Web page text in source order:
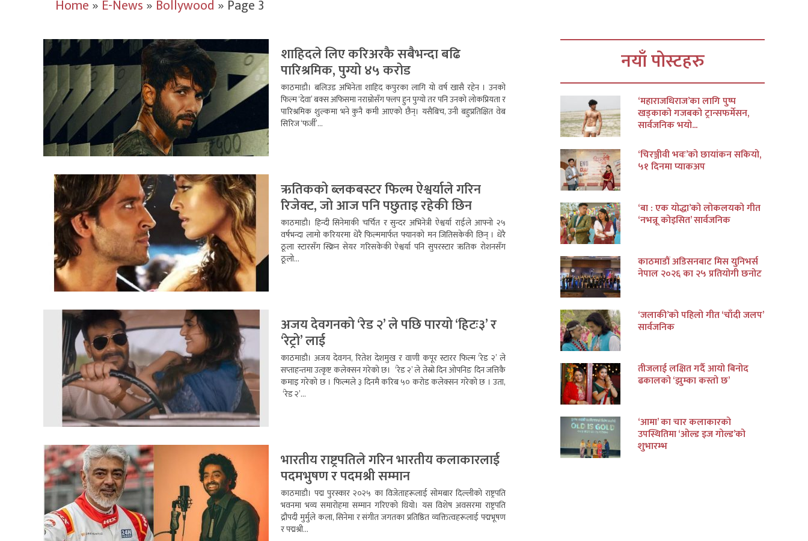
Home» E-News» Bollywood » Page 3
शाहिदले लिए करिअरकै सबैभन्दा बढि
पारिश्रमिक, पुग्यो ४५ करोड
काठमाडौ। बलिउड अभिनेता शाहिद कपुरका लागि यो वर्ष खासै रहेन । उनको
फिल्म ‘देवा’ बक्स अफिसमा नराम्रोसँग फ्लप हुन पुग्यो तर पनि उनको लोकप्रियता र
पारिश्रमिक शुल्कमा भने कुनै कमी आएको छैन्। यसैबिच, उनी बहुप्रतिक्षित वेब
सिरिज ‘फर्जी’...
ऋतिकको ब्लकबस्टर फिल्म ऐश्वर्याले गरिन
रिजेक्ट, जो आज पनि पछुताइ रहेकी छिन
काठमाडौ। हिन्दी सिनेमाकी चर्चित र सुन्दर अभिनेत्री ऐश्वर्या राईले आफ्नो २५
वर्षभन्दा लामो करियरमा धेरै फिल्ममार्फत फ्यानको मन जितिसकेकी छिन् । धेरै
ठूला स्टारसँग स्क्रिन सेयर गरिसकेकी ऐश्वर्या पनि सुपरस्टार ऋतिक रोशनसँग
ठूलो...
अजय देवगनको ‘रेड २’ ले पछि पारयो ‘हिटः३’ र
‘रेट्रो’ लाई
काठमाडौ। अजय देवगन, रितेश देशमुख र वाणी कपूर स्टारर फिल्म ‘रेड २’ ले
सप्ताहन्तमा उत्कृष्ट कलेक्सन गरेको छ। ‘रेड २’ ले तेस्रो दिन ओपनिङ दिन जत्तिकै
कमाइ गरेको छ । फिल्मले ३ दिनमै करिब ५० करोड कलेक्सन गरेको छ । उता,
‘रेड २’...
भारतीय राष्ट्रपतिले गरिन भारतीय कलाकारलाई
पदमभुषण र पदमश्री सम्मान
काठमाडौ। पद्म पुरस्कार २०२५ का विजेताहरूलाई सोमबार दिल्लीको राष्ट्रपति
भवनमा भव्य समारोहमा सम्मान गरिएको थियो। यस विशेष अवसरमा राष्ट्रपति
द्रौपदी मुर्मुले कला, सिनेमा र संगीत जगतका प्रतिष्ठित व्यक्तित्वहरूलाई पद्मभूषण
र पद्मश्री...
नयाँ पोस्टहरु
‘महाराजधिराज’का लागि पुष्प
खड्काको गजबको ट्रान्सफर्मेसन,
सार्वजनिक भयो...
‘चिरञ्जीवी भवः’को छायांकन सकियो,
५१ दिनमा प्याकअप
‘बा : एक योद्धा’को लोकलयको गीत
‘नभन्नू कोइसित’ सार्वजनिक
काठमाडौं अडिसनबाट मिस युनिभर्स
नेपाल २०२६ का २५ प्रतियोगी छनोट
‘जलाकी’को पहिलो गीत ‘चाँदी जलप’
सार्वजनिक
तीजलाई लक्षित गर्दै आयो बिनोद
ढकालको ‘झुम्का कस्तो छ’
‘आमा’ का चार कलाकारको
उपस्थितिमा ‘ओल्ड इज गोल्ड’को
शुभारम्भ